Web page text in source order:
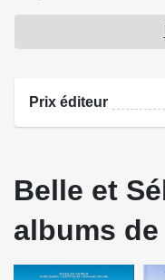
montagne.
Lorsque Joseph,
mettre en œuvre pour
Prix éditeur
Belle et
albums